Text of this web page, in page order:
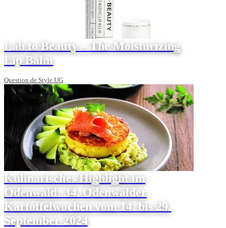
Lab to Beauty – The Moisturizing
Lip Balm
Question de Style UG
Kulinarisches Highlight im
Odenwald: 34. Odenwälder
Kartoffelwochen vom 14. bis 29.
September 2024